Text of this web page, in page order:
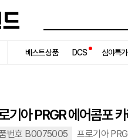
베스트상품 DCS 심야특가
기아 PRGR 에어콤포
번호 B0075005 프로기아